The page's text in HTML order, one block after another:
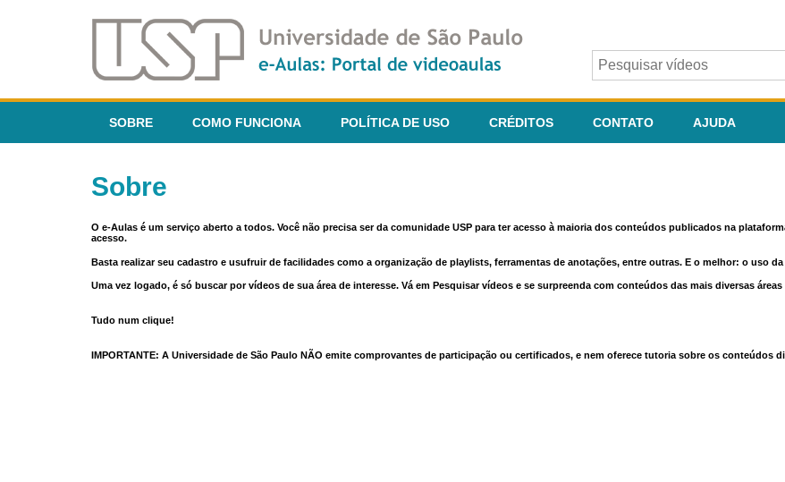
SOBRE COMO FUNCIONA POLÍTICA DE USO CRÉDITOS CONTATO AJUDA
Sobre
O e-Aulas é um serviço aberto a todos. Você não precisa ser da comunidade USP para ter acesso à maioria dos conteúdos publicados na
acesso.
Basta realizar seu cadastro e usufruir de facilidades como a organização de playlists, ferramentas de anotações, entre outras. E o melhor: o uso
Uma vez logado, é só buscar por vídeos de sua área de interesse. Vá em Pesquisar vídeos e se surpreenda com conteúdos das mais diversas
Tudo num clique!
IMPORTANTE: A Universidade de São Paulo NÃO emite comprovantes de participação ou certificados, e nem oferece tutoria sobre os conteúdos